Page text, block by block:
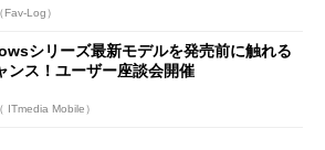
Fav-Log）
シリーズ最新モデルを発売前に触れる
ンス！ユーザー座談会開催
ITmedia Mobile）